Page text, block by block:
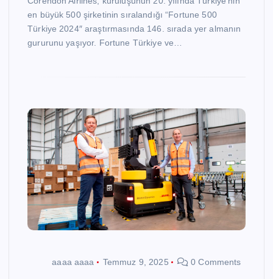
en büyük 500 şirketinin sıralandığı “Fortune 500
Türkiye 2024″ araştırmasında 146. sırada yer almanın
gururunu yaşıyor. Fortune Türkiye ve…
aaaa aaaa Temmuz 9, 2025 0 Comments